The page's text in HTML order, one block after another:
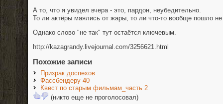
А то, что я увидел вчера - это, пардон, неубедительно.
То ли актёры маялись от жары, то ли что-то вообще пошло не
Однако слово "не так" тут остаётся ключевым.
http://kazagrandy.livejournal.com/3256621.html
Похожие записи
Призрак доспехов
Фассбендеру 40
Квест по старым фильмам_часть 2
(никто еще не проголосовал)